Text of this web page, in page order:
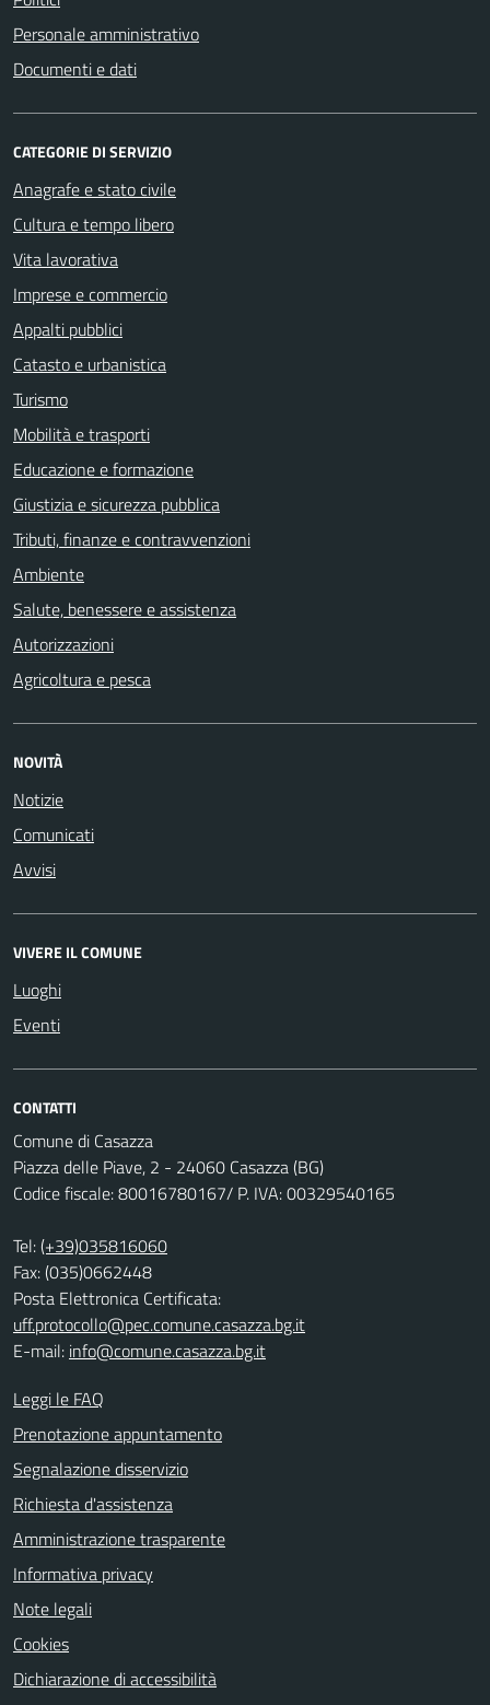
Personale amministrativo
Documenti e dati
CATEGORIE DI SERVIZIO
Anagrafe e stato civile
Cultura e tempo libero
Vita lavorativa
Imprese e commercio
Appalti pubblici
Catasto e urbanistica
Turismo
Mobilità e trasporti
Educazione e formazione
Giustizia e sicurezza pubblica
Tributi, finanze e contravvenzioni
Ambiente
Salute, benessere e assistenza
Autorizzazioni
Agricoltura e pesca
NOVITÀ
Notizie
Comunicati
Avvisi
VIVERE IL COMUNE
Luoghi
Eventi
CONTATTI
Comune di Casazza
Piazza delle Piave, 2 - 24060 Casazza (BG)
Codice fiscale: 80016780167/ P. IVA: 00329540165
Tel:(+39)035816060
Fax: (035)0662448
Posta Elettronica Certificata:
uff.protocollo@pec.comune.casazza.bg.it
E-mail: info@comune.casazza.bg.it
Leggi le FAQ
Prenotazione appuntamento
Segnalazione disservizio
Richiesta d'assistenza
Amministrazione trasparente
Informativa privacy
Note legali
Cookies
Dichiarazione di accessibilità